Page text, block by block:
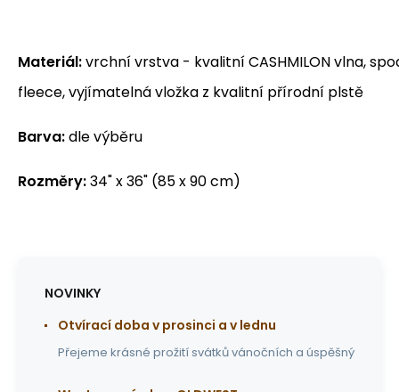
Materiál:vrchní vrstva - kvalitní CASHMILON vlna,
fleece, vyjímatelná vložka z kvalitní přírodní plstě
Barva:dle výběru
Rozměry:34" x 36" (85 x 90 cm)
NOVINKY
Otvírací doba v prosinci a v lednu
Přejeme krásné prožití svátků vánočních a úspěšný